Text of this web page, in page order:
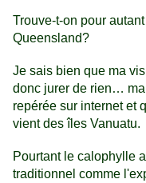
Trouve-t-on pour
Queensland?
Je sais bien que ma
donc jurer de rien…
repérée sur internet et
vient des îles Vanuatu.
Pourtant le calophylle
traditionnel comme